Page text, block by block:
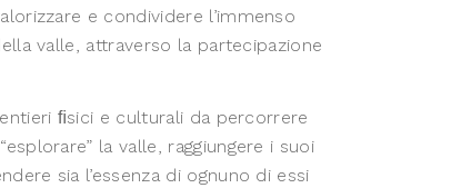
e condividere l’immenso
valle, attraverso la partecipazione
ﬁsici e culturali da percorrere
la valle, raggiungere i suoi
sia l’essenza di ognuno di essi